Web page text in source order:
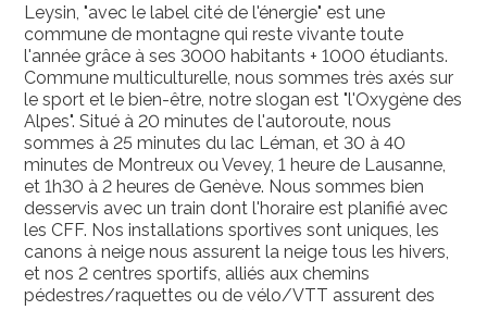
Leysin, "avec le label cité de l'énergie" est une
commune de montagne qui reste vivante toute
l'année grâce à ses 3000 habitants + 1000 étudiants.
Commune multiculturelle, nous sommes très axés sur
le sport et le bien-être, notre slogan est "l'Oxygène des
Alpes". Situé à 20 minutes de l'autoroute, nous
sommes à 25 minutes du lac Léman, et 30 à 40
minutes de Montreux ou Vevey, 1 heure de Lausanne,
et 1h30 à 2 heures de Genève. Nous sommes bien
desservis avec un train dont l'horaire est planifié avec
les CFF. Nos installations sportives sont uniques, les
canons à neige nous assurent la neige tous les hivers,
et nos 2 centres sportifs, alliés aux chemins
pédestres/raquettes ou de vélo/VTT assurent des